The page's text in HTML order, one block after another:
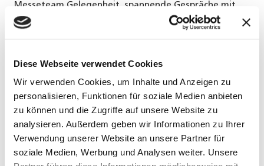
Diese Webseite verwendet Cookies
Wir verwenden Cookies, um Inhalte und Anzeigen zu
personalisieren, Funktionen für soziale Medien anbieten
zu können und die Zugriffe auf unsere Website zu
analysieren. Außerdem geben wir Informationen zu Ihrer
Verwendung unserer Website an unsere Partner für
soziale Medien, Werbung und Analysen weiter. Unsere
Messeteam Gelegenheit, spannende Gespräche mit
Kunden und Partnern zu führen.
Das neue Hausgarten-Sortiment von Manna und
Manna Bio.
Wildblumen und Samenkugeln zur Förderung der
Biodiversität.